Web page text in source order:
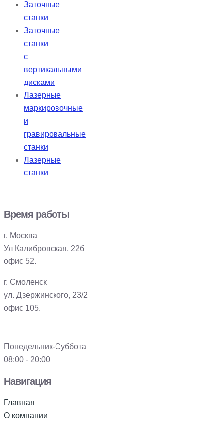
Заточные
станки
Заточные
станки
с
вертикальными
дисками
Лазерные
маркировочные
и
гравировальные
станки
Лазерные
станки
Время работы
г. Москва
Ул Калибровская, 22б
офис 52.
г. Смоленск
ул. Дзержинского, 23/2
офис 105.
Понедельник-Суббота
08:00 - 20:00
Навигация
Главная
О компании